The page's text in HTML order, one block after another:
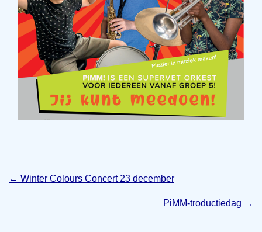
← Winter Colours Concert 23 december
PiMM-troductiedag →